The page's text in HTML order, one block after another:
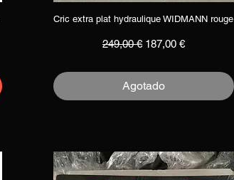
Vista rápida
Cric extra plat hydraulique WIDMANN rouge
Precio
249,00 € Precio de oferta
187,00 €
Agotado